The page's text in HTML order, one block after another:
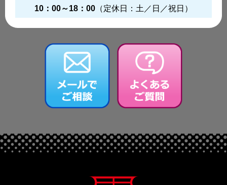
10：00～18：00 （定休日：土／日／祝日）